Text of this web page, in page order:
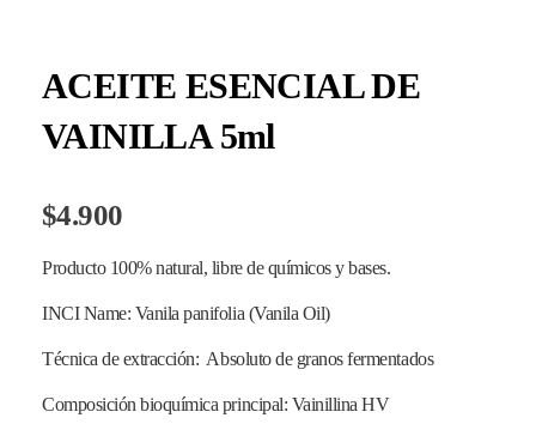
ACEITE ESENCIAL DE
VAINILLA 5ml
$4.900
Producto 100% natural, libre de químicos y bases.
INCI Name: Vanila panifolia (Vanila Oil)
Técnica de extracción: Absoluto de granos fermentados
Composición bioquímica principal: Vainillina HV